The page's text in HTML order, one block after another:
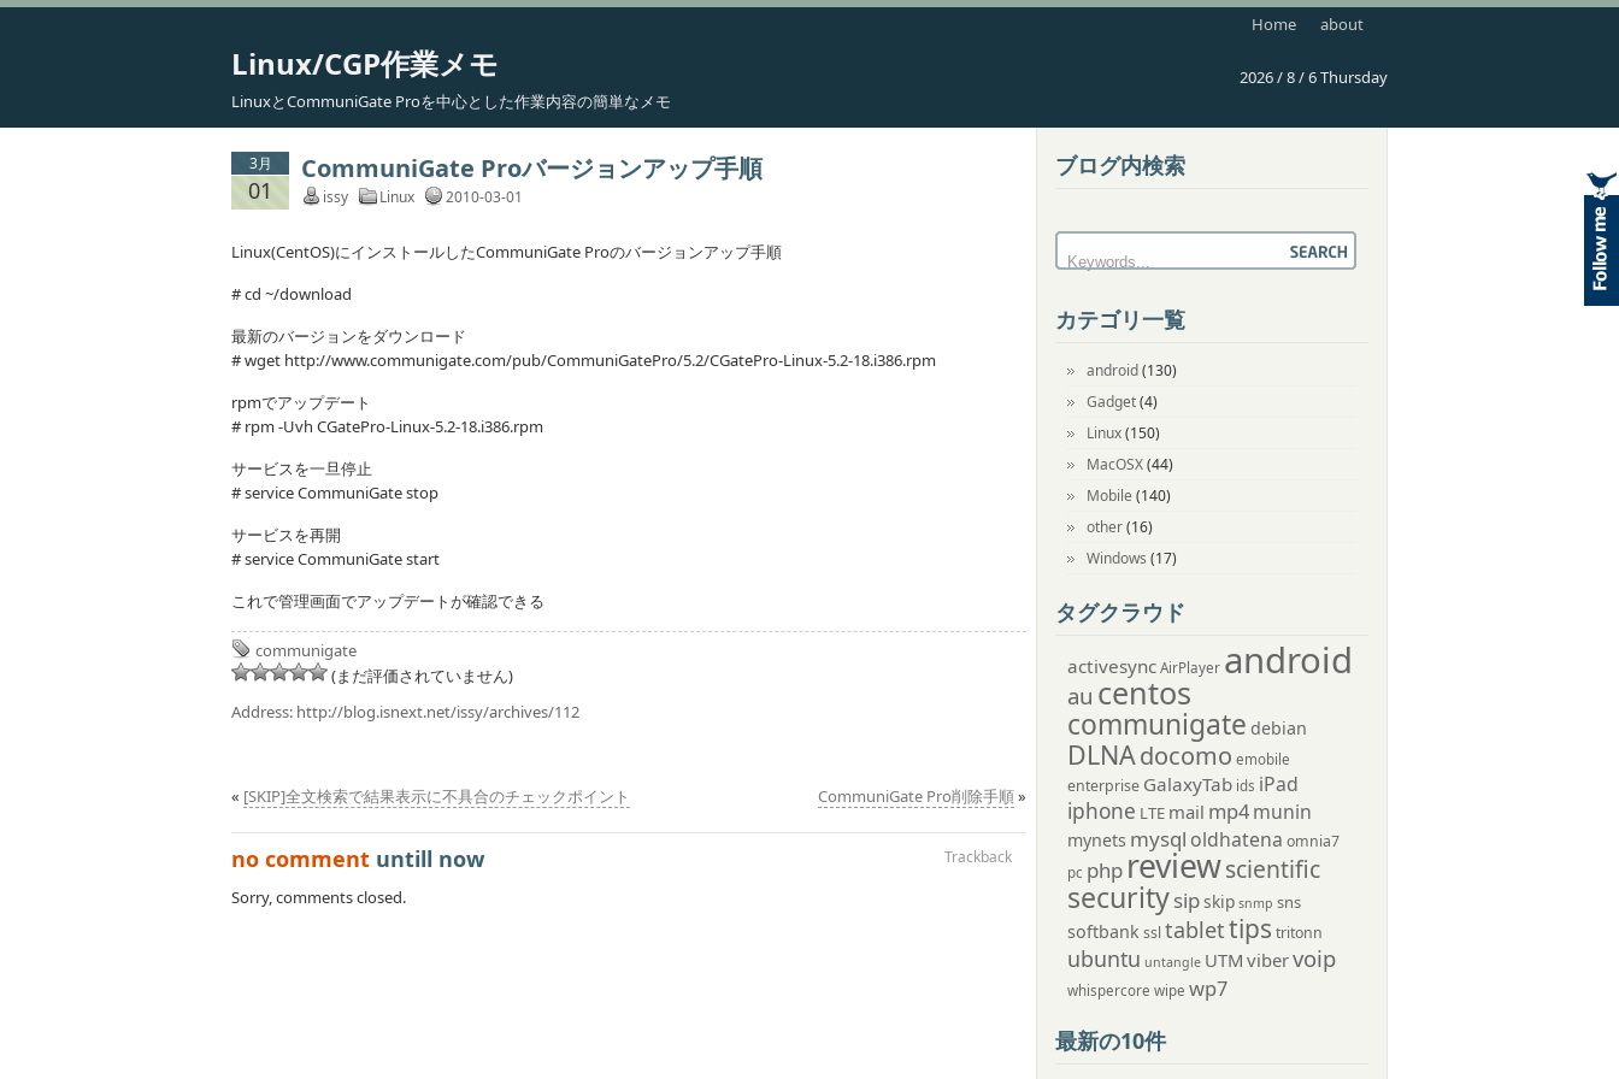
Linux/CGP作業メモ
LinuxとCommuniGate Proを中心とした作業内容の簡単なメモ
Home about
2026 / 8 / 6 Thursday
3月
01
CommuniGate Proバージョンアップ手順
issy Linux 2010-03-01
Linux(CentOS)にインストールしたCommuniGate Proのバージョンアップ手順
# cd ~/download
最新のバージョンをダウンロード
# wget http://www.communigate.com/pub/CommuniGatePro/5.2/CGatePro-Linux-5.2-18.i386.rpm
rpmでアップデート
# rpm -Uvh CGatePro-Linux-5.2-18.i386.rpm
サービスを一旦停止
# service CommuniGate stop
サービスを再開
# service CommuniGate start
これで管理画面でアップデートが確認できる
communigate
(まだ評価されていません)
Address: http://blog.isnext.net/issy/archives/112
« [SKIP]全文検索で結果表示に不具合のチェックポイント CommuniGate Pro削除手順»
Trackback
no comment untill now
Sorry, comments closed.
ブログ内検索
カテゴリ一覧
android(130)
Gadget(4)
Linux(150)
MacOSX(44)
Mobile (140)
other(16)
Windows (17)
タグクラウド
activesync AirPlayer android
au centos
communigate debian
DLNAdocomo emobile
enterprise GalaxyTab ids iPad
iphone LTE mail mp4munin
mynets mysql oldhatena omnia7
pc php reviewscientific
securitysipskip snmp sns
softbankssl tablettips tritonn
ubuntu untangle UTM vibervoip
whispercore wipe wp7
最新の10件